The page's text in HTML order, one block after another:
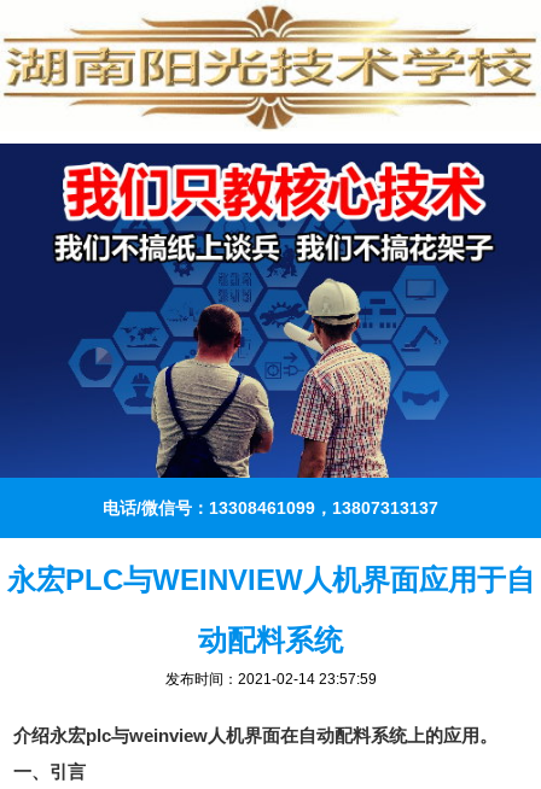
电话/微信号：13308461099，13807313137
永宏PLC与WEINVIEW人机界面应用于自
动配料系统
发布时间：2021-02-14 23:57:59
介绍永宏plc与weinview人机界面在自动配料系统上的应用。
一、引言